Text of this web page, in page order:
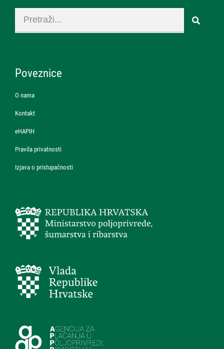
Poveznice
O nama
Kontakt
eHAPIH
Pravila privatnosti
Izjava o pristupačnosti